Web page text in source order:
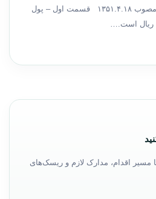
قانون پولی و بانکی کشور ، ‌مصوب ۱۳۵۱.۴.۱۸ ‌قسمت اول – پول
مسیر اقدام، مدارک لازم و ریسک‌های